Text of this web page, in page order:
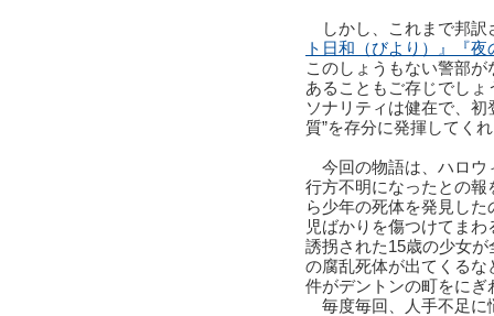
しかし、これまで邦訳
ト日和（びより）』
『
このしょうもない警部
あることもご存じでし
ソナリティは健在で、
質”を存分に発揮してく
今回の物語は、ハロウ
行方不明になったとの
ら少年の死体を発見し
児ばかりを傷つけてま
誘拐された15歳の少女
の腐乱死体が出てくる
件がデントンの町をにぎ
毎度毎回、人手不足に